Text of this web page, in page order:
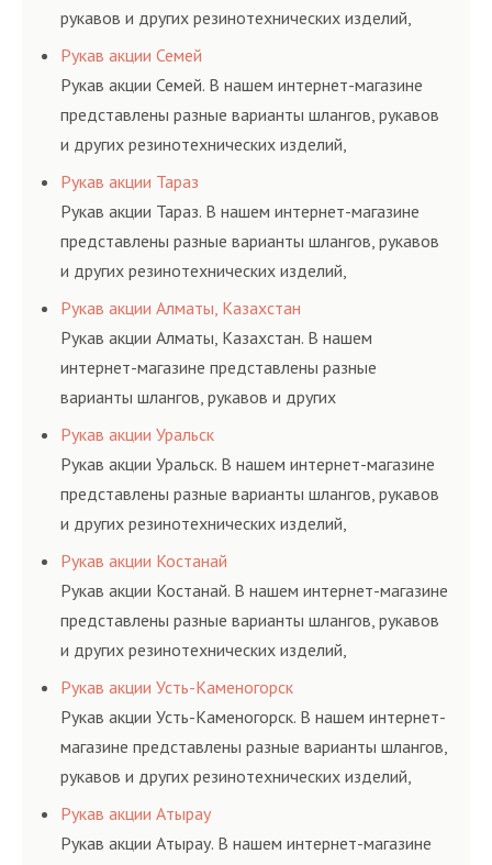
рукавов и других резинотехнических изделий,
соответствующих ГОСТам, техническим условиям
и нормативам.
Рукав акции Семей
Рукав акции Семей. В нашем интернет-магазине
представлены разные варианты шлангов, рукавов
и других резинотехнических изделий,
соответствующих ГОСТам, техническим условиям
и нормативам.
Рукав акции Тараз
Рукав акции Тараз. В нашем интернет-магазине
представлены разные варианты шлангов, рукавов
и других резинотехнических изделий,
соответствующих ГОСТам, техническим условиям
и нормативам.
Рукав акции Алматы, Казахстан
Рукав акции Алматы, Казахстан. В нашем
интернет-магазине представлены разные
варианты шлангов, рукавов и других
резинотехнических изделий, соответствующих
ГОСТам, техническим условиям и нормативам.
Рукав акции Уральск
Рукав акции Уральск. В нашем интернет-магазине
представлены разные варианты шлангов, рукавов
и других резинотехнических изделий,
соответствующих ГОСТам, техническим условиям
и нормативам.
Рукав акции Костанай
Рукав акции Костанай. В нашем интернет-магазине
представлены разные варианты шлангов, рукавов
и других резинотехнических изделий,
соответствующих ГОСТам, техническим условиям
и нормативам.
Рукав акции Усть-Каменогорск
Рукав акции Усть-Каменогорск. В нашем интернет-
магазине представлены разные варианты шлангов,
рукавов и других резинотехнических изделий,
соответствующих ГОСТам, техническим условиям
и нормативам.
Рукав акции Атырау
Рукав акции Атырау. В нашем интернет-магазине